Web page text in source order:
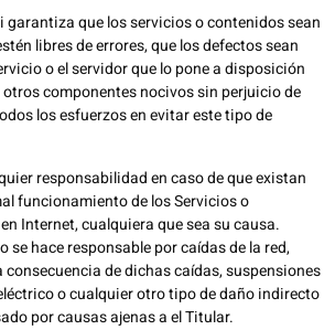
garantiza que los servicios o contenidos sean
libres de errores, que los defectos sean
o el servidor que lo pone a disposición
componentes nocivos sin perjuicio de
los esfuerzos en evitar este tipo de
responsabilidad en caso de que existan
funcionamiento de los Servicios o
Internet, cualquiera que sea su causa.
se hace responsable por caídas de la red,
consecuencia de dichas caídas, suspensiones
o cualquier otro tipo de daño indirecto
por causas ajenas a el Titular.